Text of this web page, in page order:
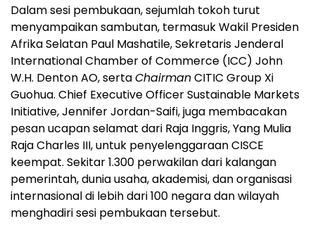
Dalam sesi pembukaan, sejumlah tokoh turut
menyampaikan sambutan, termasuk Wakil Presiden
Afrika Selatan Paul Mashatile, Sekretaris Jenderal
International Chamber of Commerce (ICC) John
W.H. Denton AO, sertaChairmanCITIC Group Xi
Guohua. Chief Executive Officer Sustainable Markets
Initiative, Jennifer Jordan-Saifi, juga membacakan
pesan ucapan selamat dari Raja Inggris, Yang Mulia
Raja Charles III, untuk penyelenggaraan CISCE
keempat. Sekitar 1.300 perwakilan dari kalangan
pemerintah, dunia usaha, akademisi, dan organisasi
internasional di lebih dari 100 negara dan wilayah
menghadiri sesi pembukaan tersebut.